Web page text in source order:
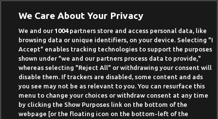
Book of Dead Demo
Razor Shark Demo
Beste Online Casinos 2026
Online Casino Demo spielen
Casino Bonus ohne Einzahlung
50 Freispiele für 1 Euro
Online Casino Paypal
We Care About Your Privacy
We and our1004partners store and access personal data, like
browsing data or unique identifiers, on your device. Selecting "I
Accept" enables tracking technologies to support the purposes
shown under "we and our partners process data to provide,"
whereas selecting "Reject All" or withdrawing your consent will
disable them. If trackers are disabled, some content and ads
you see may not be as relevant to you. You can resurface this
menu to change your choices or withdraw consent at any time
by clicking the Show Purposes link on the bottom of the
webpage [or the floating icon on the bottom-left of the